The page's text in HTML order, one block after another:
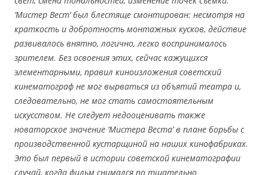
‘Мистер Вест’ был блестяще смонтирован: несмотря на
краткость и добротность монтажных кусков, действие
развивалось внятно, логично, легко воспринималось
зрителем. Без освоения этих, сейчас кажущихся
элементарными, правил киноизложения советский
кинематограф не мог вырваться из объятий театра и,
следовательно, не мог стать самостоятельным
искусством. Не следует недооценивать также
новаторское значение ‘Мистера Веста’ в плане борьбы с
производственной кустарщиной на наших кинофабриках.
Это был первый в истории советской кинематографии
случай, когда фильм снимался по тщательно